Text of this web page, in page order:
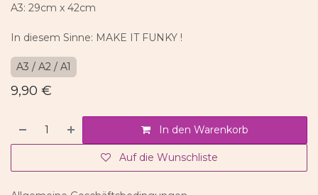
A3: 29cm x 42cm
In diesem Sinne: MAKE IT FUNKY !
A3 / A2 / A1
9,90 €
In den Warenkorb
Auf die Wunschliste